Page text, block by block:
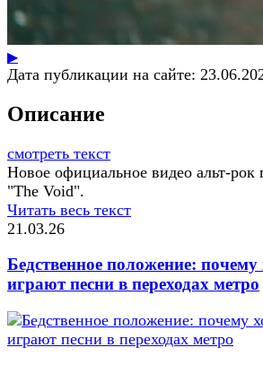
▶
Дата публикации на сайте:
Описание
смотреть текст
Новое официальное видео альт-рок
"The Void".
Читать весь текст
21.03.26
Бедственное положение:
играют песни в переходах метро